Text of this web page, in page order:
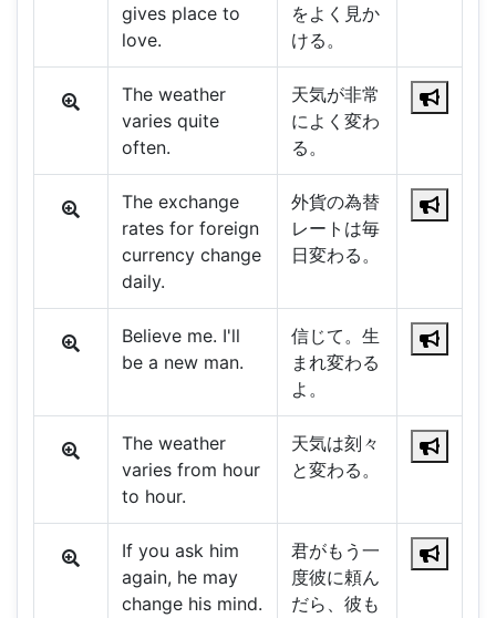
gives place to
love.
をよく見か
ける。
The weather
varies quite
often.
天気が非常
によく変わ
る。
The exchange
rates for foreign
currency change
daily.
外貨の為替
レートは毎
日変わる。
Believe me. I'll
be a new man.
信じて。生
まれ変わる
よ。
The weather
varies from hour
to hour.
天気は刻々
と変わる。
If you ask him
again, he may
change his mind.
君がもう一
度彼に頼ん
だら、彼も